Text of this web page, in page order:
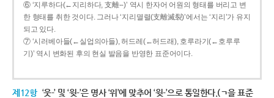
⑥ ‘지루하다(←지리하다, 支離--)’ 역시 한자어 어원의 형태를 버리고 변
한 형태를 취한 것이다. 그러나 ‘지리멸렬(支離滅裂)’에서는 ‘지리’가 유지
되고 있다.
⑦ ‘시러베아들(←실업의아들), 허드레(←허드래), 호루라기(←호루루
기)’ 역시 변화된 후의 현실 발음을 반영한 표준어이다.
제12항 ‘웃-’ 및 ‘윗-’은 명사 ‘위’에 맞추어 ‘윗-’으로 통일한다.(ㄱ을 표준